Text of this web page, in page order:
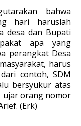
bahwa
hari haruslah
desa dan Bupati
apa yang
perangkat Desa
harus
contoh, SDM
bersyukur atas
ujar orang nomor
(Erk)